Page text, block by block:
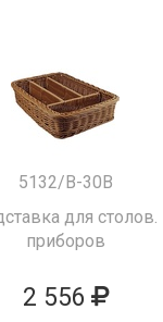
5132/B-30B
для столов.
приборов
2 556